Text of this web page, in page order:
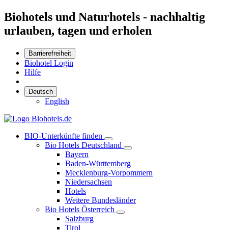
Biohotels und Naturhotels - nachhaltig
urlauben, tagen und erholen
Barrierefreiheit
Biohotel Login
Hilfe
Deutsch
English
BIO-Unterkünfte finden
Bio Hotels Deutschland
Bayern
Baden-Württemberg
Mecklenburg-Vorpommern
Niedersachsen
Hotels
Weitere Bundesländer
Bio Hotels Österreich
Salzburg
Tirol